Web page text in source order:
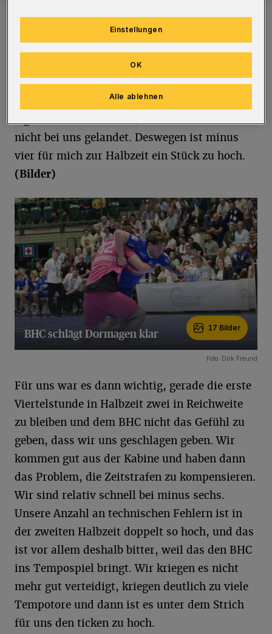
Wir machen wenig Fehler, spielen sehr
diszipliniert und konnten dem BHC dadurch
so ein bisschen das Tempospiel nehmen. In
der Abwehr haben wir ein bisschen zu wenig
Matchglück. Zwei, drei Bälle, die wir
nicht bei uns gelandet. Deswegen ist minus
vier für mich zur Halbzeit ein Stück zu hoch.
(Bilder)
BHC schlägt Dormagen klar 17 Bilder
Foto: Dirk Freund
Für uns war es dann wichtig, gerade die erste
Viertelstunde in Halbzeit zwei in Reichweite
zu bleiben und dem BHC nicht das Gefühl zu
geben, dass wir uns geschlagen geben. Wir
kommen gut aus der Kabine und haben dann
das Problem, die Zeitstrafen zu kompensieren.
Wir sind relativ schnell bei minus sechs.
Unsere Anzahl an technischen Fehlern ist in
der zweiten Halbzeit doppelt so hoch, und das
ist vor allem deshalb bitter, weil das den BHC
ins Tempospiel bringt. Wir kriegen es nicht
mehr gut verteidigt, kriegen deutlich zu viele
Tempotore und dann ist es unter dem Strich
für uns den ticken zu hoch.
Einstellungen
Alle ablehnen
OK